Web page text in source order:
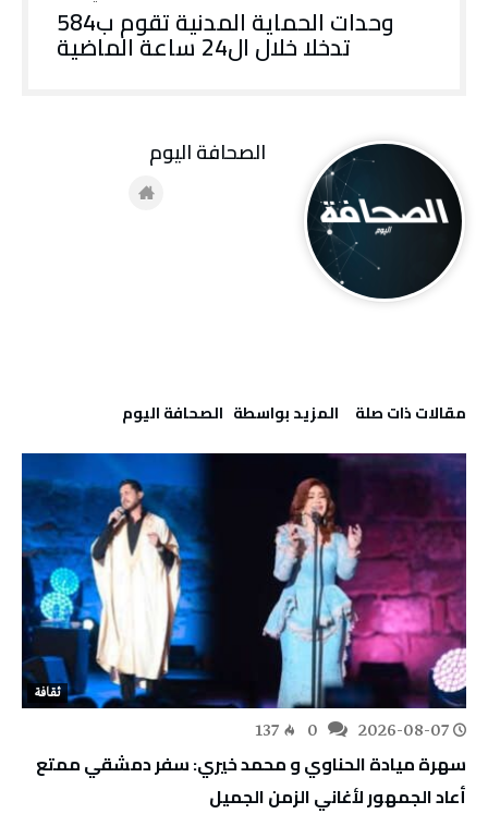
وحدات الحماية المدنية تقوم ب584
تدخلا خلال ال24 ساعة الماضية
‫مقالات ذات صلة‬ ‫‫المزيد بواسطة‬ ‬ ‭ ‬الصحافة‭ ‬اليوم
ثقافة
2026-08-07
137
سهرة ميادة الحناوي و محمد خيري: سفر دمشقي ممتع
أعاد الجمهور لأغاني الزمن الجميل